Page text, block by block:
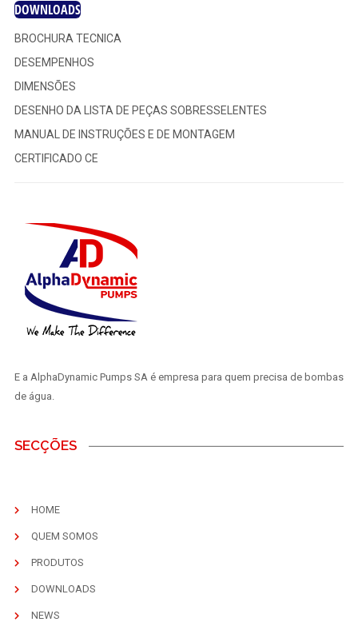
DOWNLOADS
BROCHURA TECNICA
DESEMPENHOS
DIMENSÕES
DESENHO DA LISTA DE PEÇAS SOBRESSELENTES
MANUAL DE INSTRUÇÕES E DE MONTAGEM
CERTIFICADO CE
E a AlphaDynamic Pumps SA é empresa para quem precisa de bombas
de água.
SECÇÕES
HOME
QUEM SOMOS
PRODUTOS
DOWNLOADS
NEWS